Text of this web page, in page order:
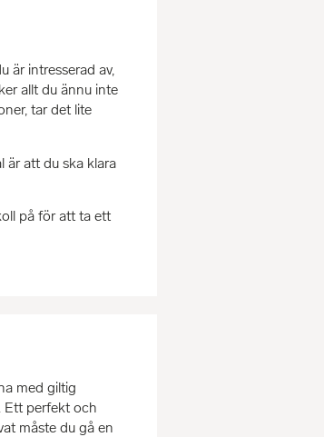
är intresserad av,
allt du ännu inte
tar det lite
är att du ska klara
på för att ta ett
med giltig
Ett perfekt och
måste du gå en